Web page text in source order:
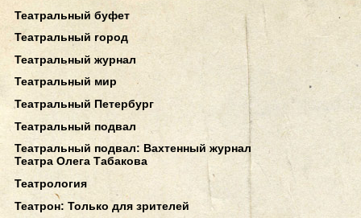
Театральный буфет
Театральный город
Театральный журнал
Театральный мир
Театральный Петербург
Театральный подвал
Театральный подвал: Вахтенный журнал
Театра Олега Табакова
Театрология
Театрон: Только для зрителей